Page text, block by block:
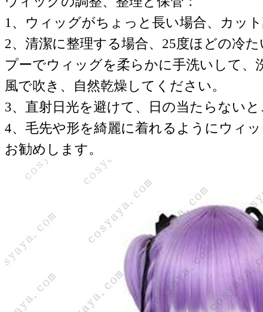
1、ウィッグがちょっと長い場合、カッ
2、清潔に整理する場合、25度ほどの冷
プーでウィッグを柔らかに手洗いして、
風で吹き、自然乾燥してください。
3、直射日光を避けて、日の当たらない
4、毛先や形を綺麗に着れるようにウィ
お勧めします。